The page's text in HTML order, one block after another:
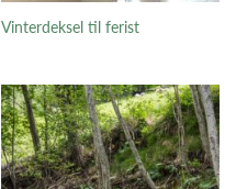
Vinterdeksel til ferist